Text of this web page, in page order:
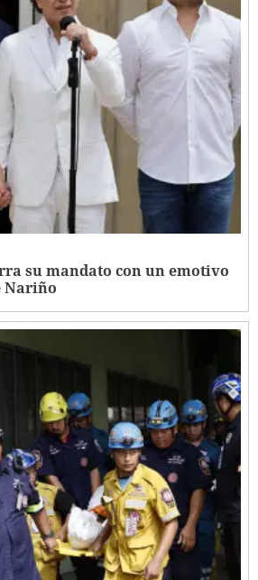
su mandato con un emotivo
Nariño